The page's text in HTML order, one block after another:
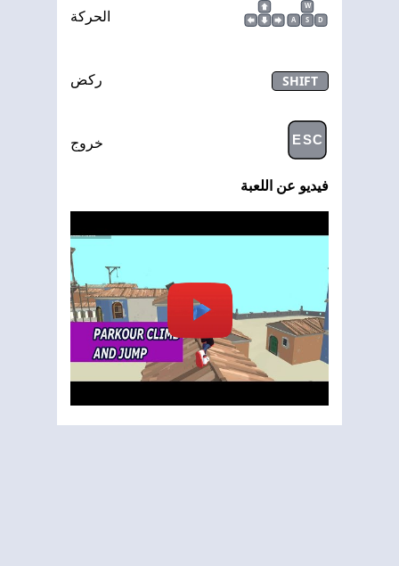
W
A
S D الحركة
SHIFT ركض
ESC خروج
فيديو عن اللعبة